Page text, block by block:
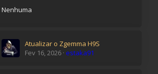
Nenhuma
Atualizar o Zgemma H9S
Fev 16, 2026 estaka91